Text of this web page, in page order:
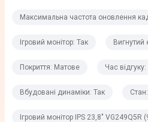
Розмір пікселя
Зображення
Час відгуку
0,03 мс
Максимальна частота оновлення
Ігровий монітор: Так Вигнутий
Покриття: Матове Час
Вбудовані динаміки: Так
Ігровий монітор IPS 23,8" VG249Q5R